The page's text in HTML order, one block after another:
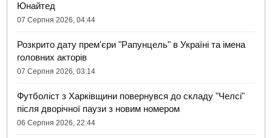
Юнайтед
07 Серпня 2026, 04:44
Розкрито дату прем'єри "Рапунцель" в Україні та імена
головних акторів
07 Серпня 2026, 03:14
Футболіст з Харківщини повернувся до складу "Челсі"
після дворічної паузи з новим номером
06 Серпня 2026, 22:44